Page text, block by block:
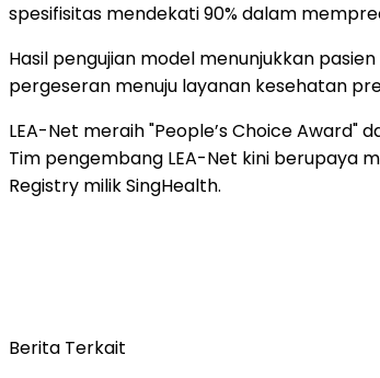
spesifisitas mendekati 90% dalam
Hasil pengujian model menunjukkan
pergeseran menuju layanan kesehatan
LEA-Net meraih "People’s Choice
Tim pengembang LEA-Net kini berupaya
Registry milik SingHealth.
Berita Terkait